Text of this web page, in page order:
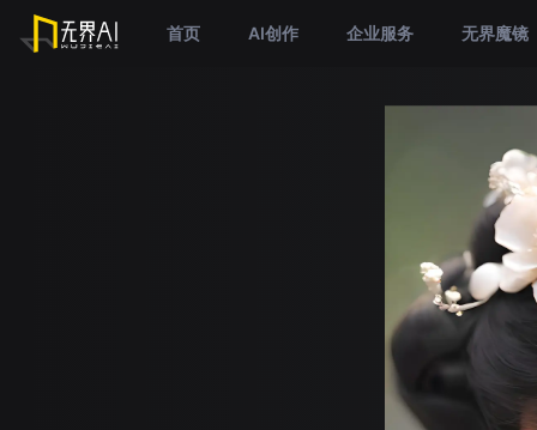
首页 AI创作 企业服务 无界魔镜